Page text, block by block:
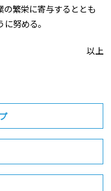
の繁栄に寄与するととも
努める。
以上